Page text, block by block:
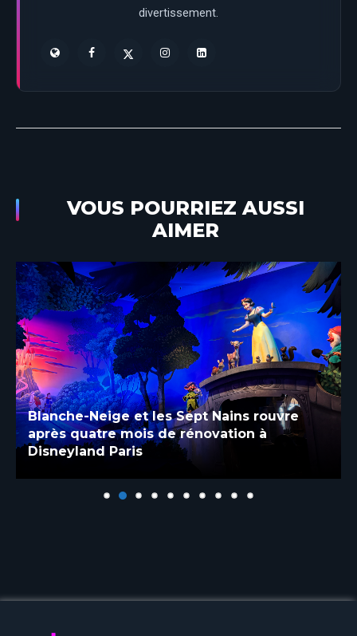
divertissement.
VOUS POURRIEZ AUSSI
AIMER
Blanche-Neige et les Sept Nains rouvre
après quatre mois de rénovation à
Disneyland Paris